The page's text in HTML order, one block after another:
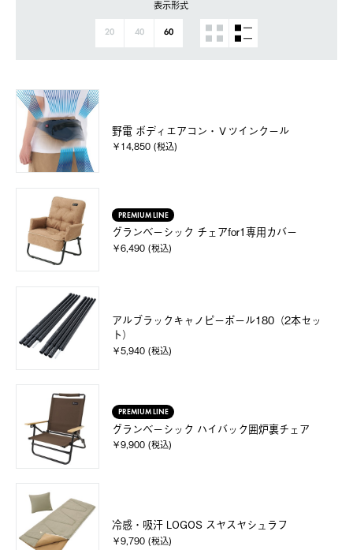
表示形式
20 40 60
野電 ボディエアコン・Ｖツインクール
￥14,850 (税込)
PREMIUM LINE
グランベーシック チェアfor1専用カバー
￥6,490 (税込)
アルブラックキャノピーポール180（2本セッ
ト）
￥5,940 (税込)
PREMIUM LINE
グランベーシック ハイバック囲炉裏チェア
￥9,900 (税込)
冷感・吸汗 LOGOS スヤスヤシュラフ
￥9,790 (税込)